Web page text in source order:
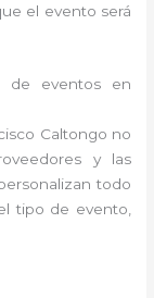
el evento será
de eventos en
Caltongo no
y las
todo
tipo de evento,